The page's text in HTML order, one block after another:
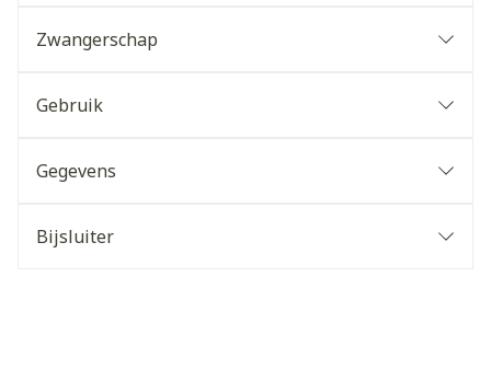
Zwangerschap
Gebruik
Gegevens
Bijsluiter